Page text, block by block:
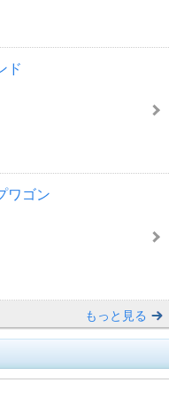
ド
ワゴン
もっと見る